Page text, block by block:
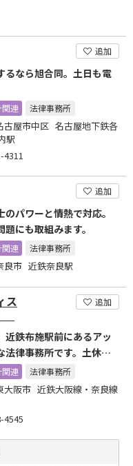
追加
るなら旭合同。土日も電
関連 法律事務所
古屋市中区 名古屋地下鉄各
駅
4311
追加
のパワーと情熱で対応。
題にも取組みます。
関連 法律事務所
良市 近鉄奈良駅
ス
追加
近鉄布施駅前にあるアッ
法律事務所です。土休
も対応。
関連 法律事務所
大阪市 近鉄大阪線・奈良線
4545